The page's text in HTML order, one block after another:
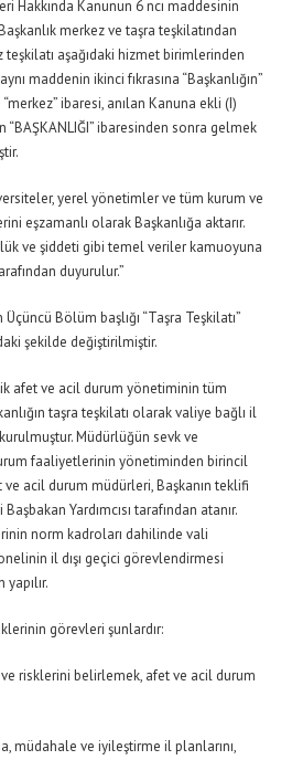
Hakkında Kanunun 6 ncı maddesinin
merkez ve taşra teşkilatından
aşağıdaki hizmet birimlerinden
maddenin ikinci fıkrasına “Başkanlığın”
ibaresi, anılan Kanuna ekli (I)
“BAŞKANLIĞI” ibaresinden sonra gelmek
yerel yönetimler ve tüm kurum ve
eşzamanlı olarak Başkanlığa aktarır.
ve şiddeti gibi temel veriler kamuoyuna
duyurulur.”
Üçüncü Bölüm başlığı “Taşra Teşkilatı”
şekilde değiştirilmiştir.
afet ve acil durum yönetiminin tüm
taşra teşkilatı olarak valiye bağlı il
Müdürlüğün sevk ve
faaliyetlerinin yönetiminden birincil
acil durum müdürleri, Başkanın teklifi
Yardımcısı tarafından atanır.
norm kadroları dahilinde vali
il dışı geçici görevlendirmesi
görevleri şunlardır:
risklerini belirlemek, afet ve acil durum
müdahale ve iyileştirme il planlarını,